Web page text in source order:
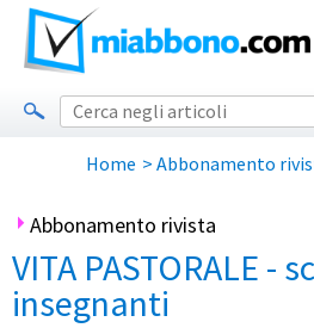
Home > Abbonamento
Abbonamento rivista
VITA PASTORALE -
insegnanti